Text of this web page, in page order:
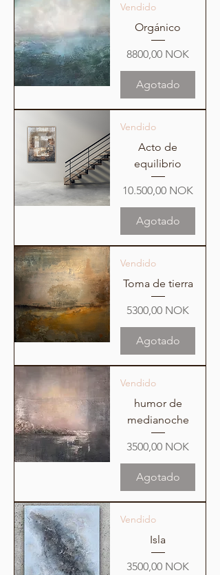
Vendido
Orgánico
Precio
8800,00 NOK
Agotado
Vendido
Acto de
equilibrio
Precio
10.500,00 NOK
Agotado
Vendido
Toma de tierra
Precio
5300,00 NOK
Agotado
Vendido
humor de
medianoche
Precio
3500,00 NOK
Agotado
Vendido
Isla
Precio
3500,00 NOK